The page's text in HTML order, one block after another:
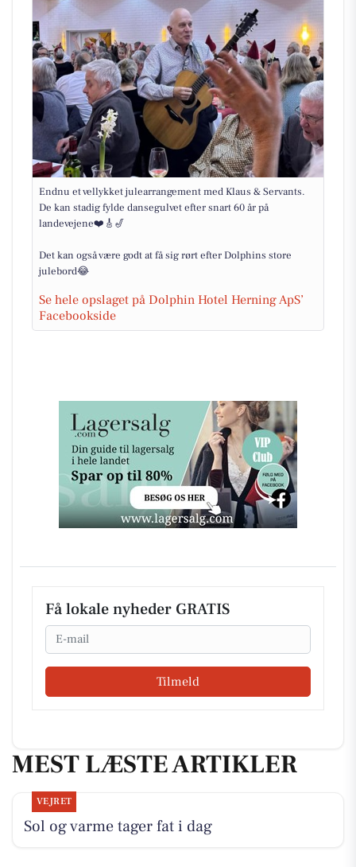
Endnu et vellykket julearrangement med Klaus & Servants.
De kan stadig fylde dansegulvet efter snart 60 år på
landevejene❤️🎸🎷
Det kan også være godt at få sig rørt efter Dolphins store
julebord😂
Se hele opslaget på Dolphin Hotel Herning ApS’
Facebookside
Få lokale nyheder GRATIS
Email
Tilmeld
MEST LÆSTE ARTIKLER
VEJRET
Sol og varme tager fat i dag